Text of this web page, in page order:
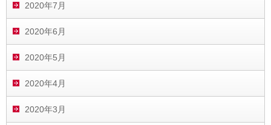
2020年7月
2020年6月
2020年5月
2020年4月
2020年3月